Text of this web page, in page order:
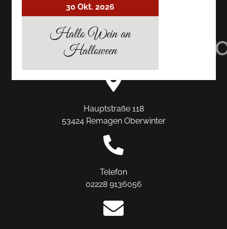
AUF
TRIPADVISOR
AUF
INSTAGRAM
AUF
Hauptstraße 118
53424 Remagen Oberwinter
Telefon
02228 9136056
30 Okt. 2026
Hallo Wein an
Halloween